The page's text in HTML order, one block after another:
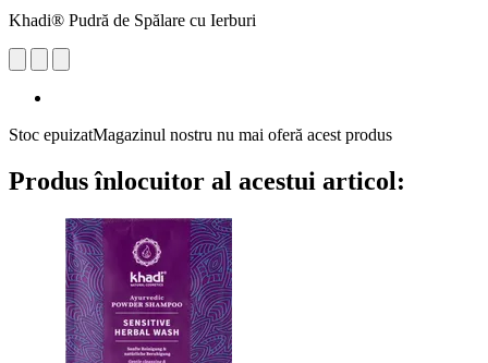
Khadi® Pudră de Spălare cu Ierburi
Stoc epuizatMagazinul nostru nu mai oferă acest produs
Produs înlocuitor al acestui articol: